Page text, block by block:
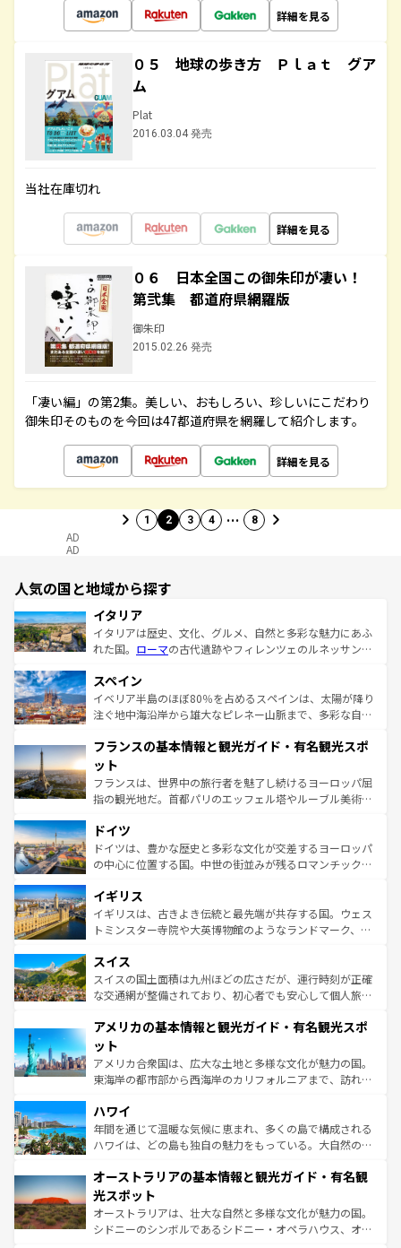
詳細を見る
０５ 地球の歩き方 Ｐｌａｔ グア
ム
Plat
2016.03.04 発売
当社在庫切れ
詳細を見る
０６ 日本全国この御朱印が凄い！
第弐集 都道府県網羅版
御朱印
2015.02.26 発売
「凄い編」の第2集。美しい、おもしろい、珍しいにこだわり
御朱印そのものを今回は47都道府県を網羅して紹介します。
詳細を見る
1 2 3 4 … 8
AD
AD
人気の国と地域から探す
イタリア
イタリアは歴史、文化、グルメ、自然と多彩な魅力にあふ
れた国。 ローマの古代遺跡やフィレンツェのルネッサンス
ろん、トスカーナの美しい田園風景やアマルフィ海岸の絶
景など、自然景観も見逃せない。観光の合間には、本場の
ピザやパスタなど、絶品のイタリア料理を堪能することも
ませてくれるイタリアで、忘れられない旅をしてみよう！
なお、新着のイタリア情報は
しい。
スペイン
イベリア半島のほぼ80％を占めるスペインは、太陽が降り
注ぐ地中海沿岸から雄大なピレネー山脈まで、多彩な自然
文化が根付くこの国では、情熱的なフラメンコ、熱気あふ
れる闘牛、そして美味しいタパスが生活の一部となってい
る。首都マドリードの洗練された雰囲気や、バルセロナの
アートに溢れた街角から、地方では古代ローマ遺跡や中世
せる。地方によって風土や気候が異なるスペインはその個
性で訪れる人を魅了する。 なお、新着のスペイン情報は コ
ンテンツ一覧を参照してほしい。
フランスの基本情報と観光ガイド・有名観光スポ
ット
フランスは、世界中の旅行者を魅了し続けるヨーロッパ屈
指の観光地だ。首都パリのエッフェル塔やルーブル美術館
で、幅広い魅力が詰まっている。華麗な宮殿、歴史的な大
聖堂、美しいビーチ、そして豊かな自然が、訪れる者を心
から魅了する。また、フランスは美食の国としても知ら
いる。シャンパンの発祥地であるランス、プロヴァンスの
香り高いラベンダー畑など、多彩な楽しみ方が可能だ。さ
らに、パリ以外の地域にも魅力が溢れており、どの街角に
れる地方に足を運ぶとそれぞれで全く異なる文化を体験で
きるだろう。 なお、新着のフランス情報はコンテンツ一覧
を参照してほしい。
ドイツ
ドイツは、豊かな歴史と多彩な文化が交差するヨーロッパ
の中心に位置する国。中世の街並みが残るロマンチック街
顔を持つこの国は、どこを歩いても飽きることがない。ベ
ルリンの文化的活気、バイエルン州のアルプスの絶景、そ
してライン川沿いのワイン畑といった風景は必見。ビール
は、お酒好きな人にはぜひ体験してほしい。 なお、新着の
ドイツ情報はコンテンツ一覧を参照してほしい。
イギリス
イギリスは、古きよき伝統と最先端が共存する国。ウェス
トミンスター寺院や大英博物館のようなランドマーク、歴
リアごとに異なる魅力がある。また、優雅なアフタヌーン
ティー、ビール好きにはたまらない英国パブ、サッカー観
戦など、本場だからこそできる体験も豊富。イギリスを旅
ンツ一覧を参照してほしい。
スイス
スイスの国土面積は九州ほどの広さだが、運行時刻が正確
な交通網が整備されており、初心者でも安心して個人旅行
の建物がそのまま残る町や、スイスならではのユニークな
博物館もあり、アルプス観光だけでなく町歩きも満喫する
ことができる。国民の所得が高いため物価も高いが、旅行
者向けの交通パス提供のサービスもあり、うまく活用すれ
着のスイス情報は
アメリカの基本情報と観光ガイド・有名観光スポ
ット
アメリカ合衆国は、広大な土地と多様な文化が魅力の国。
東海岸の都市部から西海岸のカリフォルニアまで、訪れる
のような巨大都市は、観光、ショッピング、エンターテイ
ンメントが詰まった刺激的なスポットだ。一方、アメリカ
西部には大自然が広がり、グランドキャニオンやイエロー
部のニューオーリンズでは、音楽と美食が融合した独特の
文化が魅力。旅行者はアメリカの各地域で異なる魅力を楽
しみながら、その多様性と豊かな歴史を感じることができ
るだろう。車でのロードトリップや列車の旅も、アメリカ
ハワイ
年間を通じて温暖な気候に恵まれ、多くの島で構成される
ハワイは、どの島も独自の魅力をもっている。大自然の神
ワイ島は見逃せない。また、定番の観光地といえばオアフ
島だが、静かな自然を求めるならマウイ島やカウアイ島が
おすすめ。エメラルドグリーンに輝く海をはじめ、豊かな
文化や歴史が息づいている。「アロハスピリット」と呼ば
オーストラリアの基本情報と観光ガイド・有名観
光スポット
オーストラリアは、壮大な自然と多様な文化が魅力の国。
シドニーのシンボルであるシドニー・オペラハウス、オー